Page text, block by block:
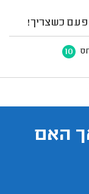
פעם כשצריך!
10
אך האם